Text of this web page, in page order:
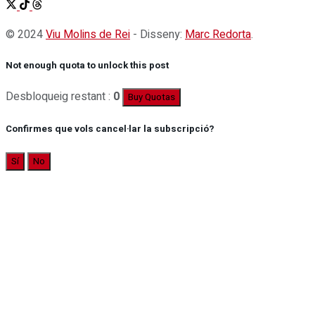
© 2024Viu Molins de Rei - Disseny: Marc Redorta.
Not enough quota to unlock this post
Desbloqueig restant : 0 Buy Quotas
Confirmes que vols cancel·lar la subscripció?
Sí No